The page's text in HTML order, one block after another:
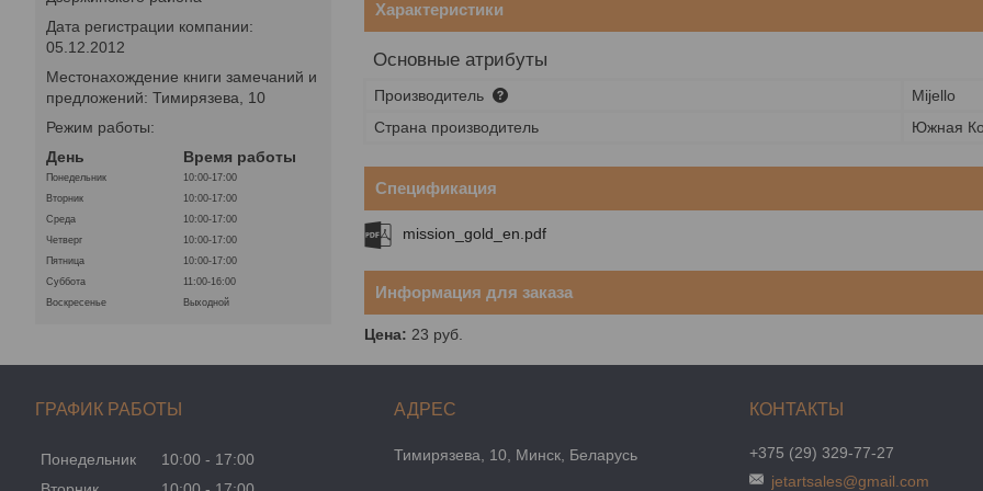
Характеристики
Основные атрибуты
Производитель
Mijello
Страна производитель
Южная
Спецификация
mission_gold_en.pdf
Информация для заказа
Цена: 23 руб.
Дата регистрации компании:
05.12.2012
Местонахождение книги замечаний и
предложений: Тимирязева, 10
Режим работы:
День
Время работы
Понедельник
10:00-17:00
Вторник
10:00-17:00
Среда
10:00-17:00
Четверг
10:00-17:00
Пятница
10:00-17:00
Суббота
11:00-16:00
Воскресенье
Выходной
ГРАФИК РАБОТЫ
Понедельник 10:00
17:00
Тимирязева, 10, Минск, Беларусь
+375 (29) 329-77-27
jetartsales@gmail.com